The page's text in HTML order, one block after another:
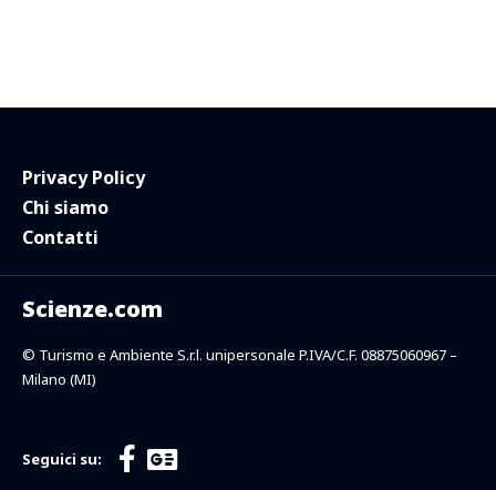
Seguici su:
Scienze.com
© Turismo e Ambiente S.r.l. unipersonale P.IVA/C.F. 08875060967 –
Milano (MI)
Privacy Policy
Chi siamo
Contatti